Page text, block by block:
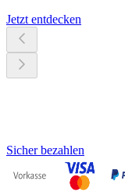
Jetzt entdecken
Sicher bezahlen